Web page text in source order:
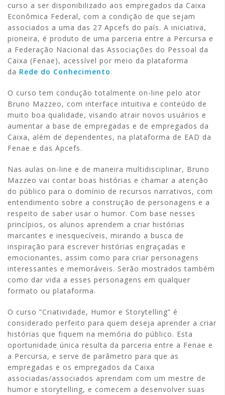
curso a ser disponibilizado aos empregados da Caixa
Econômica Federal, com a condição de que sejam
associados a uma das 27 Apcefs do país. A iniciativa,
pioneira, é produto de uma parceria entre a Percursa e
a Federação Nacional das Associações do Pessoal da
Caixa (Fenae), acessível por meio da plataforma
da Rede do Conhecimento.
O curso tem condução totalmente on-line pelo ator
Bruno Mazzeo, com interface intuitiva e conteúdo de
muito boa qualidade, visando atrair novos usuários e
aumentar a base de empregadas e de empregados da
Caixa, além de dependentes, na plataforma de EAD da
Fenae e das Apcefs.
Nas aulas on-line e de maneira multidisciplinar, Bruno
Mazzeo vai contar boas histórias e chamar a atenção
do público para o domínio de recursos narrativos, com
entendimento sobre a construção de personagens e a
respeito de saber usar o humor. Com base nesses
princípios, os alunos aprendem a criar histórias
marcantes e inesquecíveis, mirando a busca de
inspiração para escrever histórias engraçadas e
emocionantes, assim como para criar personagens
interessantes e memoráveis. Serão mostrados também
como dar vida a esses personagens em qualquer
formato ou plataforma.
O curso “Criatividade, Humor e Storytelling” é
considerado perfeito para quem deseja aprender a criar
histórias que fiquem na memória do público. Esta
oportunidade única resulta da parceria entre a Fenae e
a Percursa, e serve de parâmetro para que as
empregadas e os empregados da Caixa
associadas/associados aprendam com um mestre de
humor e storytelling, e comecem a desenvolver suas